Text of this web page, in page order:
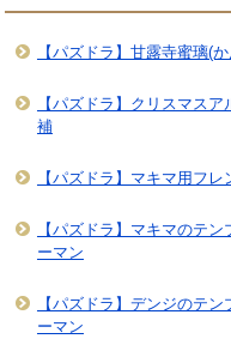
【パズドラ】甘露寺蜜璃(
【パズドラ】クリスマス
補
【パズドラ】マキマ用フ
【パズドラ】マキマのテ
ーマン
【パズドラ】デンジのテ
ーマン